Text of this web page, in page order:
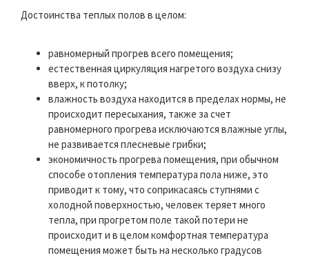
Достоинства теплых полов в целом:
равномерный прогрев всего помещения;
естественная циркуляция нагретого воздуха снизу
вверх, к потолку;
влажность воздуха находится в пределах нормы, не
происходит пересыхания, также за счет
равномерного прогрева исключаются влажные углы,
не развивается плесневые грибки;
экономичность прогрева помещения, при обычном
способе отопления температура пола ниже, это
приводит к тому, что соприкасаясь ступнями с
холодной поверхностью, человек теряет много
тепла, при прогретом поле такой потери не
происходит и в целом комфортная температура
помещения может быть на несколько градусов